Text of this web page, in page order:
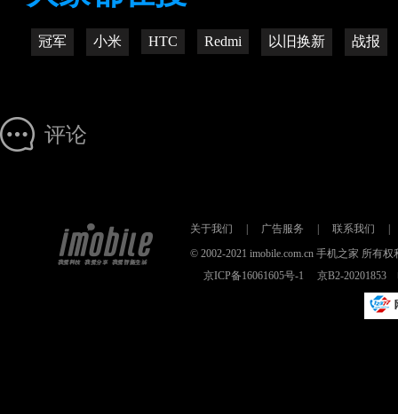
冠军 小米 HTC Redmi 以旧换新 战报
评论
关于我们 广告服务 联系我们
© 2002-2021 imobile.com.cn 手机之家 所有
京ICP备16061605号-1
京B2-20201853